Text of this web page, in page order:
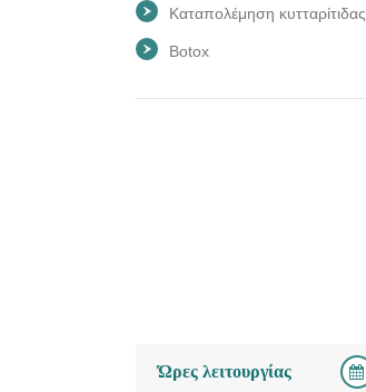
Καταπολέμηση κυτταρίτιδας
Botox
Ώρες λειτουργίας